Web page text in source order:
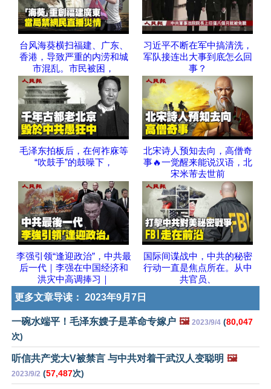
台风海葵横扫福建、广东、
香港，导致严重的内涝和城
市混乱。市民被困，
习近平不断在军中搞清洗，
军队接连出大事到底怎么回
事？
毛泽东拍板后，在何祚庥等
“吹鼓手”的鼓噪下，
北宋诗人预知去向，高僧奇
事🔥一觉醒来能说汉语，北
宋米芾去世前
李强引领“逢迎政治”，中共最
后一代｜李强在中国经济和
洪灾中高调捧习｜
国际间谍战中，中共的秘密
行动一直是焦点所在。从中
共官员、
更多文章导读： 2023年9月7日
一碗水端平！毛泽东嫂子是革命专嫁户 🖼️ 2023/9/4 (80,047
次)
听信共产党大V被禁言 与中共对着干武汉人变聪明 🖼️
2023/9/2 (57,487次)